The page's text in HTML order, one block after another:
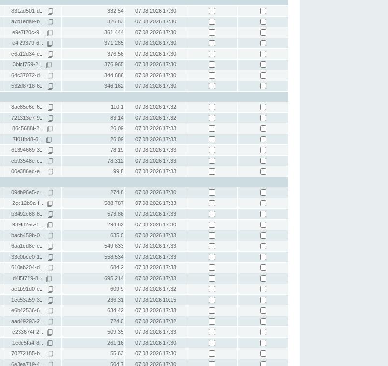
831ad501-d... 332.54
07.08.2026 17:30
a7b1eda9-b... 326.83
07.08.2026 17:30
e9e7f20c-9... 361.444
07.08.2026 17:30
e4f29379-6... 371.285
07.08.2026 17:30
c6a12d34-c... 376.56
07.08.2026 17:30
3bfcf759-2... 376.965
07.08.2026 17:30
64c37072-d... 344.686
07.08.2026 17:30
532d8718-6... 346.162
07.08.2026 17:30
8ac85e6c-6... 110.1
07.08.2026 17:32
721313e7-9... 83.14
07.08.2026 17:32
86c5688f-2... 26.09
07.08.2026 17:33
7f01fbd8-6... 26.09
07.08.2026 17:33
61394669-3... 78.19
07.08.2026 17:33
cb93548e-c... 78.312
07.08.2026 17:33
00e386ac-e... 99.8
07.08.2026 17:33
094b96e5-c... 274.8
07.08.2026 17:30
2ee12b9a-f... 588.787
07.08.2026 17:33
b3492c68-8... 573.86
07.08.2026 17:33
939f82ec-1... 294.82
07.08.2026 17:30
bacb459b-0... 635.0
07.08.2026 17:33
6aa1cd8e-e... 549.633
07.08.2026 17:33
33e0bce0-1... 558.534
07.08.2026 17:33
610ab204-d... 684.2
07.08.2026 17:33
d4f5f719-8... 695.214
07.08.2026 17:33
ae1b91d0-e... 609.9
07.08.2026 17:32
1ce53a59-3... 236.31
07.08.2026 10:15
e6b42536-6... 634.42
07.08.2026 17:33
aad49293-2... 724.0
07.08.2026 17:32
c233674f-2... 509.35
07.08.2026 17:33
1edc5fa4-8... 261.16
07.08.2026 17:30
70272185-b... 55.63
07.08.2026 17:30
6e3ea719-4... 504.7
07.08.2026 17:30